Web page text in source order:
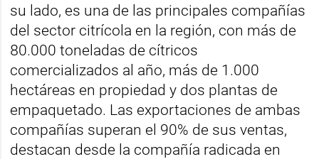
su lado, es una de las principales compañías
del sector citrícola en la región, con más de
80.000 toneladas de cítricos
comercializados al año, más de 1.000
hectáreas en propiedad y dos plantas de
empaquetado. Las exportaciones de ambas
compañías superan el 90% de sus ventas,
destacan desde la compañía radicada en